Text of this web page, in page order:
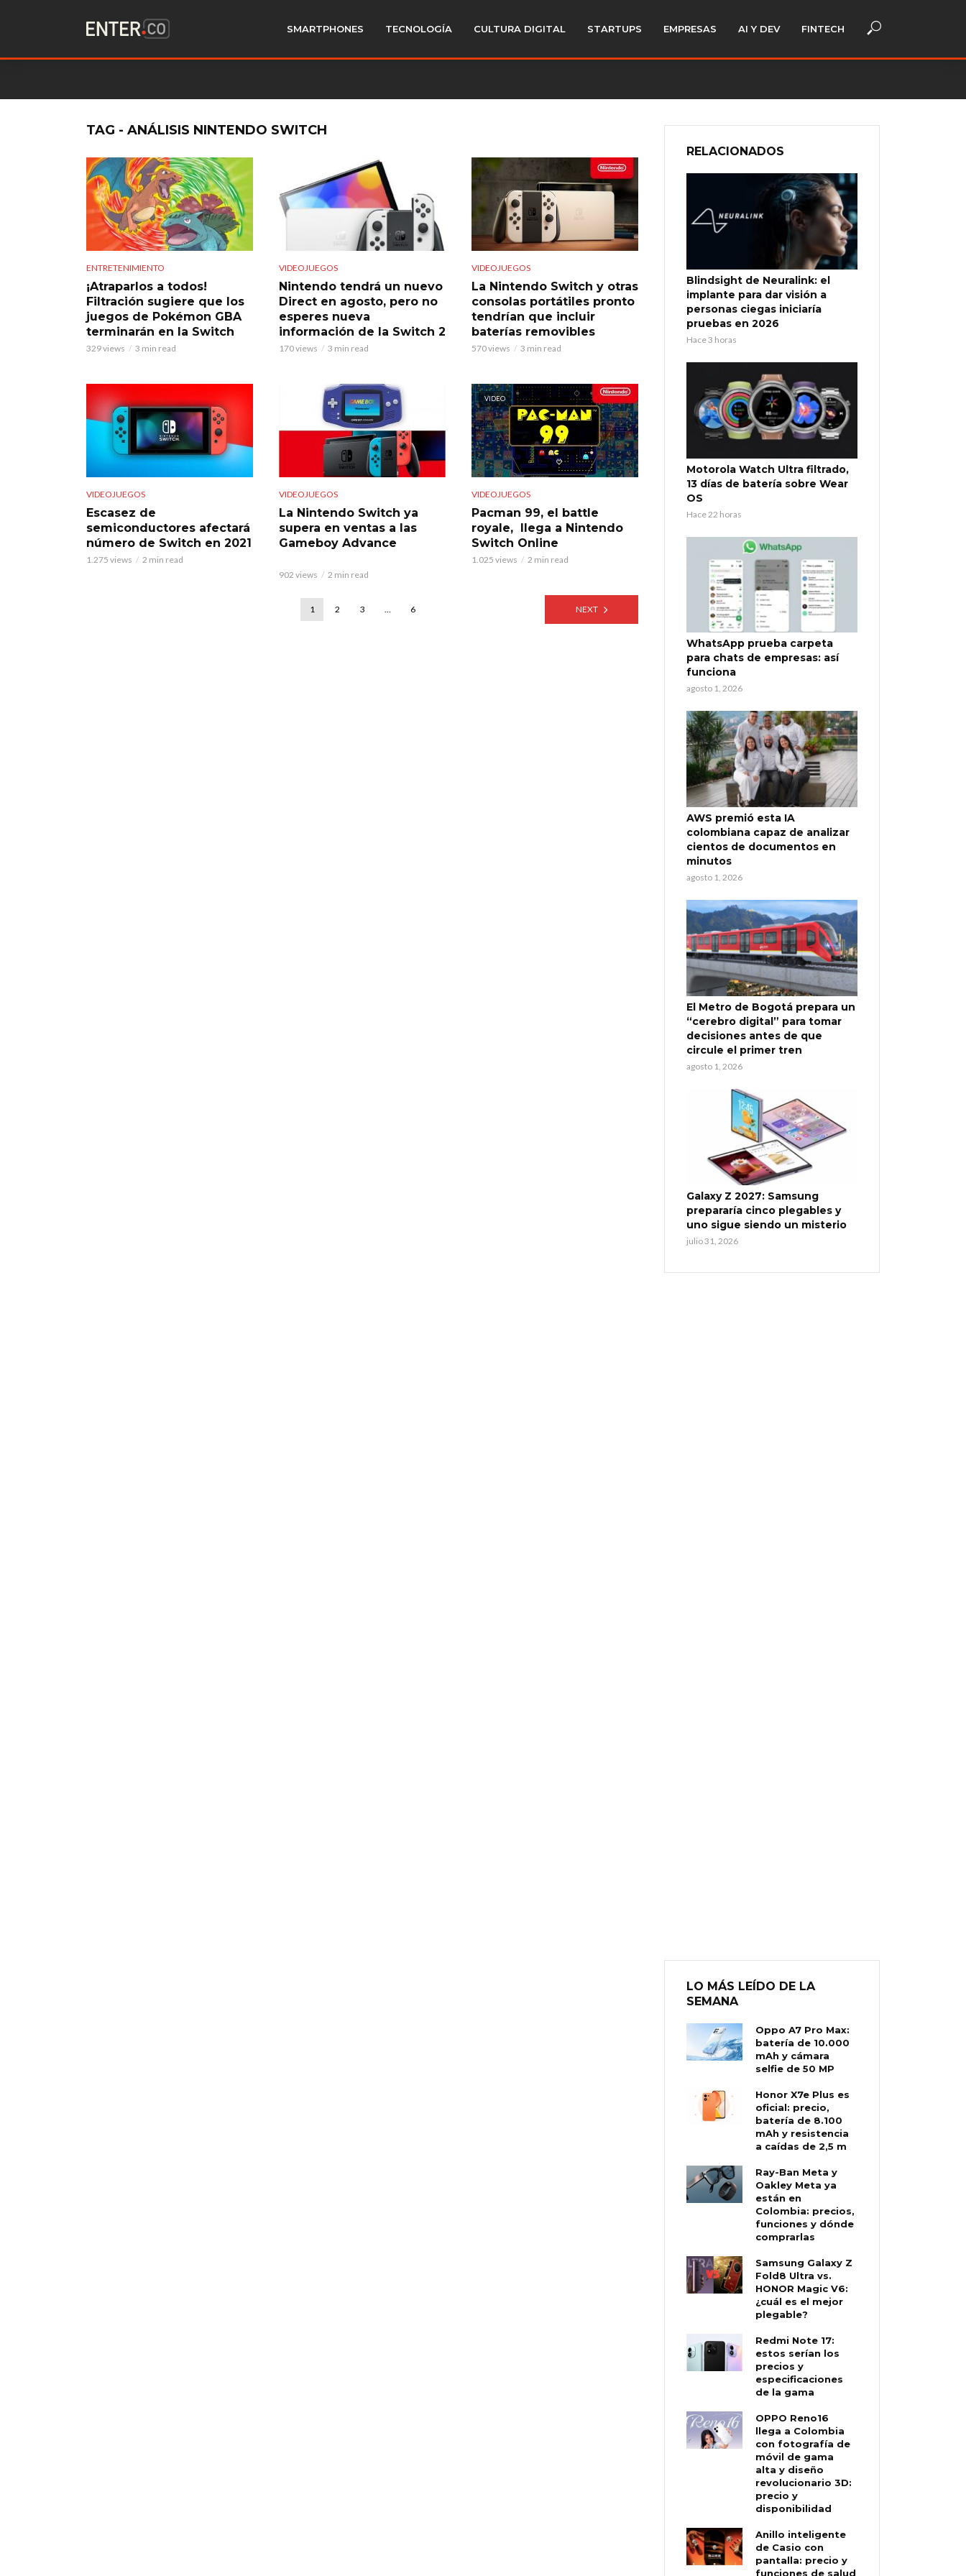
SMARTPHONES TECNOLOGÍA CULTURA DIGITAL STARTUPS EMPRESAS AI Y DEV FINTECH
TAG - ANÁLISIS NINTENDO SWITCH
ENTRETENIMIENTO
¡Atraparlos a todos!
Filtración sugiere que los
juegos de Pokémon GBA
terminarán en la Switch
329 views 3 min read
VIDEOJUEGOS
Nintendo tendrá un nuevo
Direct en agosto, pero no
esperes nueva
información de la Switch 2
170 views 3 min read
VIDEOJUEGOS
La Nintendo Switch y otras
consolas portátiles pronto
tendrían que incluir
baterías removibles
570 views 3 min read
VIDEOJUEGOS
Escasez de
semiconductores afectará
número de Switch en 2021
1.275 views 2 min read
VIDEOJUEGOS
La Nintendo Switch ya
supera en ventas a las
Gameboy Advance
902 views 2 min read
VIDEO
VIDEOJUEGOS
Pacman 99, el battle
royale, llega a Nintendo
Switch Online
1.025 views 2 min read
1 2 3 … 6 NEXT
RELACIONADOS
Blindsight de Neuralink: el
implante para dar visión a
personas ciegas iniciaría
pruebas en 2026
Hace 3 horas
Motorola Watch Ultra filtrado,
13 días de batería sobre Wear
OS
Hace 22 horas
WhatsApp prueba carpeta
para chats de empresas: así
funciona
agosto 1, 2026
AWS premió esta IA
colombiana capaz de analizar
cientos de documentos en
minutos
agosto 1, 2026
El Metro de Bogotá prepara un
“cerebro digital” para tomar
decisiones antes de que
circule el primer tren
agosto 1, 2026
Galaxy Z 2027: Samsung
prepararía cinco plegables y
uno sigue siendo un misterio
julio 31, 2026
LO MÁS LEÍDO DE LA
SEMANA
Oppo A7 Pro Max:
batería de 10.000
mAh y cámara
selfie de 50 MP
Honor X7e Plus es
oficial: precio,
batería de 8.100
mAh y resistencia
a caídas de 2,5 m
Ray-Ban Meta y
Oakley Meta ya
están en
Colombia: precios,
funciones y dónde
comprarlas
Samsung Galaxy Z
Fold8 Ultra vs.
HONOR Magic V6:
¿cuál es el mejor
plegable?
Redmi Note 17:
estos serían los
precios y
especificaciones
de la gama
OPPO Reno16
llega a Colombia
con fotografía de
móvil de gama
alta y diseño
revolucionario 3D:
precio y
disponibilidad
Anillo inteligente
de Casio con
pantalla: precio y
funciones de salud